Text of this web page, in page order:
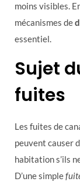
moins visibles.
mécanismes de
essentiel.
Sujet
fuites
Les fuites de
peuvent causer
habitation s’ils
D’une simple